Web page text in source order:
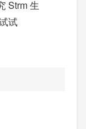
Strm 生
试